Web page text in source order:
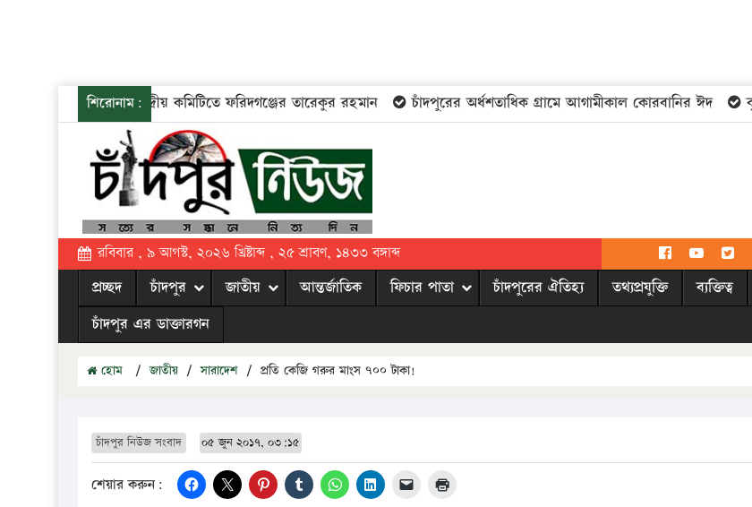
শিরোনাম:
যুবদলের কেন্দ্রীয় কমিটিতে ফরিদগঞ্জের তারেকুর রহমান চাঁদপুরের অর্ধশতাধিক গ্রামে আগামীকাল কোরবানির ঈদ
রবিবার , ৯ আগস্ট, ২০২৬ খ্রিষ্টাব্দ , ২৫ শ্রাবণ, ১৪৩৩ বঙ্গাব্দ
প্রচ্ছদ চাঁদপুর জাতীয় আন্তর্জাতিক ফিচার পাতা চাঁদপুরের ঐতিহ্য তথ্যপ্রযুক্তি ব্যক্তিত্ব
চাঁদপুর এর ডাক্তারগন
হোম / জাতীয় / সারাদেশ / প্রতি কেজি গরুর মাংস ৭০০ টাকা!
চাঁদপুর নিউজ সংবাদ ০৫ জুন ২০১৭, ০৩:১৫
শেয়ার করুন: